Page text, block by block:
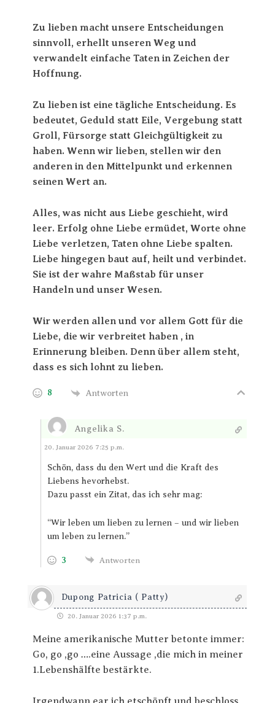
Zu lieben macht unsere Entscheidungen
sinnvoll, erhellt unseren Weg und
verwandelt einfache Taten in Zeichen der
Hoffnung.
Zu lieben ist eine tägliche Entscheidung. Es
bedeutet, Geduld statt Eile, Vergebung statt
Groll, Fürsorge statt Gleichgültigkeit zu
haben. Wenn wir lieben, stellen wir den
anderen in den Mittelpunkt und erkennen
seinen Wert an.
Alles, was nicht aus Liebe geschieht, wird
leer. Erfolg ohne Liebe ermüdet, Worte ohne
Liebe verletzen, Taten ohne Liebe spalten.
Liebe hingegen baut auf, heilt und verbindet.
Sie ist der wahre Maßstab für unser
Handeln und unser Wesen.
Wir werden allen und vor allem Gott für die
Liebe, die wir verbreitet haben , in
Erinnerung bleiben. Denn über allem steht,
dass es sich lohnt zu lieben.
8 Antworten
Angelika S.
Antworten
20. Januar 2026 7:25 p.m.
Schön, dass du den Wert und die Kraft des
Liebens hevorhebst.
Dazu passt ein Zitat, das ich sehr mag:
“Wir leben um lieben zu lernen – und wir lieben
um leben zu lernen.”
3 Antworten
Dupong Patricia ( Patty)
20. Januar 2026 1:37 p.m.
Meine amerikanische Mutter betonte immer:
Go, go ,go ….eine Aussage ,die mich in meiner
1.Lebenshälfte bestärkte.